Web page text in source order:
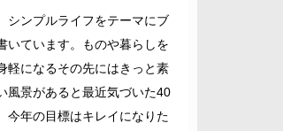
シンプルライフをテーマにブ
いています。ものや暮らしを
軽になるその先にはきっと素
風景があると最近気づいた40
今年の目標はキレイになりた